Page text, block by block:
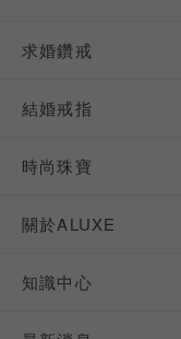
求婚鑽戒
結婚戒指
時尚珠寶
關於ALUXE
知識中心